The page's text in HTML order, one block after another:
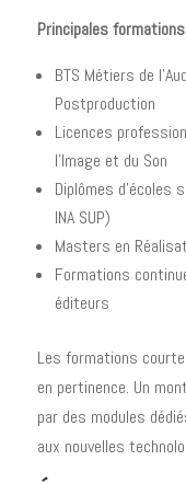
Principales
BTS Métiers de
Postproduction
Licences
l'Image et du Son
Diplômes d'écoles
INA SUP)
Masters en
Formations
éditeurs
Les formations
en pertinence. Un
par des modules
aux nouvelles